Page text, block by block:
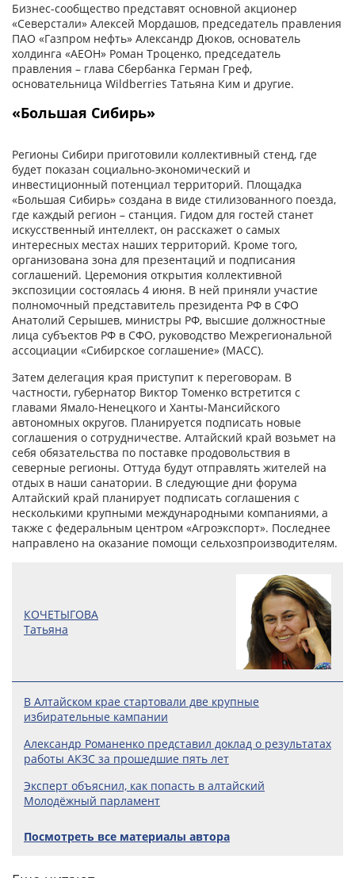
Бизнес-сообщество представят основной акционер
«Северстали» Алексей Мордашов, председатель правления
ПАО «Газпром нефть» Александр Дюков, основатель
холдинга «АЕОН» Роман Троценко, председатель
правления – глава Сбербанка Герман Греф,
основательница Wildberries Татьяна Ким и другие.
«Большая Сибирь»
Регионы Сибири приготовили коллективный стенд, где
будет показан социально-экономический и
инвестиционный потенциал территорий. Площадка
«Большая Сибирь» создана в виде стилизованного поезда,
где каждый регион – станция. Гидом для гостей станет
искусственный интеллект, он расскажет о самых
интересных местах наших территорий. Кроме того,
организована зона для презентаций и подписания
соглашений. Церемония открытия коллективной
экспозиции состоялась 4 июня. В ней приняли участие
полномочный представитель президента РФ в СФО
Анатолий Серышев, министры РФ, высшие должностные
лица субъектов РФ в СФО, руководство Межрегиональной
ассоциации «Сибирское соглашение» (МАСС).
Затем делегация края приступит к переговорам. В
частности, губернатор Виктор Томенко встретится с
главами Ямало-Ненецкого и Ханты-Мансийского
автономных округов. Планируется подписать новые
соглашения о сотрудничестве. Алтайский край возьмет на
себя обязательства по поставке продовольствия в
северные регионы. Оттуда будут отправлять жителей на
отдых в наши санатории. В следующие дни форума
Алтайский край планирует подписать соглашения с
несколькими крупными международными компаниями, а
также с федеральным центром «Агроэкспорт». Последнее
направлено на оказание помощи сельхозпроизводителям.
КОЧЕТЫГОВА
Татьяна
В Алтайском крае стартовали две крупные
избирательные кампании
Александр Романенко представил доклад о результатах
работы АКЗС за прошедшие пять лет
Эксперт объяснил, как попасть в алтайский
Молодёжный парламент
Посмотреть все материалы автора